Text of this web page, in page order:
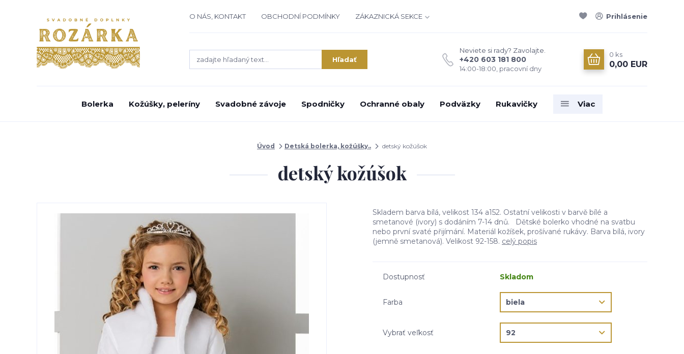
O NÁS, KONTAKT OBCHODNÍ PODMÍNKY ZÁKAZNICKÁ SEKCE Prihlásenie
Hľadať
Neviete si rady? Zavolajte.
+420 603 181 800
14:00-18:00, pracovní dny
0 ks
0,00 EUR
Bolerka Kožúšky, peleríny Svadobné závoje Spodničky Ochranné obaly Podväzky Rukavičky Viac
Úvod Detská bolerka, kožúšky.. detský kožúšok
detský kožúšok
Skladem barva bílá, velikost 134 a152. Ostatní velikosti v barvě bílé a
smetanové (ivory) s dodáním 7-14 dnů. Dětské bolerko vhodné na svatbu
nebo první svaté přijímání. Materiál kožíšek, prošívané rukávy. Barva bílá, ivory
(jemně smetanová). Velikost 92-158. celý popis
Dostupnosť Skladom
Farba
Vybrať veľkosť